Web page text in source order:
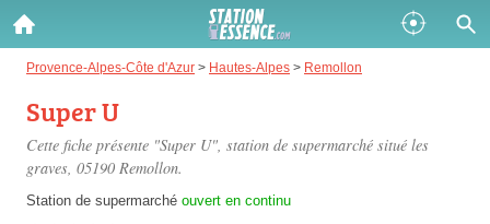
Provence-Alpes-Côte d'Azur > Hautes-Alpes > Remollon
Super U
Cette fiche présente "Super U", station de supermarché situé les
graves, 05190 Remollon.
Station de supermarché ouvert en continu
Gazole :
Disponible
SP 98 :
Disponible